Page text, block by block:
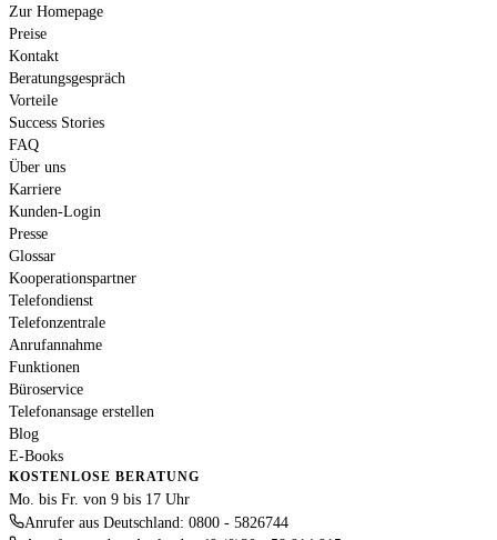
Zur Homepage
Preise
Kontakt
Beratungsgespräch
Vorteile
Success Stories
FAQ
Über uns
Karriere
Kunden-Login
Presse
Glossar
Kooperationspartner
Telefondienst
Telefonzentrale
Anrufannahme
Funktionen
Büroservice
Telefonansage erstellen
Blog
E-Books
KOSTENLOSE BERATUNG
Mo. bis Fr. von 9 bis 17 Uhr
Anrufer aus Deutschland: 0800 - 5826744